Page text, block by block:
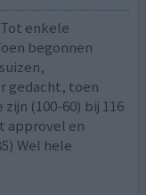
enkele
begonnen
gedacht, toen
(100-60) bij 116
approvel en
Wel hele